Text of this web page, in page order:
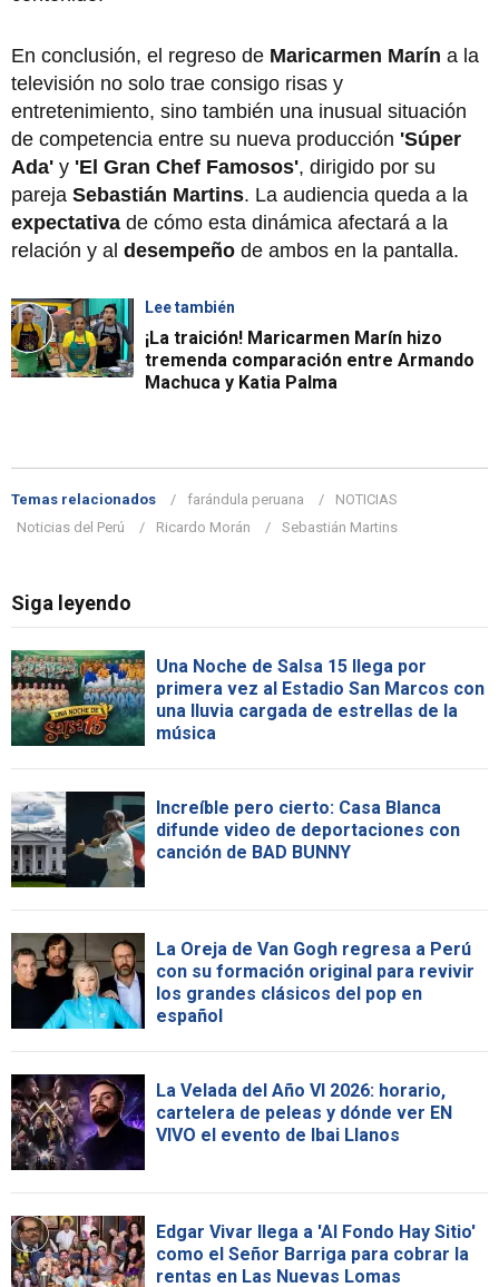
En conclusión, el regreso de Maricarmen Marín a la
televisión no solo trae consigo risas y
entretenimiento, sino también una inusual situación
de competencia entre su nueva producción 'Súper
Ada' y 'El Gran Chef Famosos', dirigido por su
pareja Sebastián Martins. La audiencia queda a la
expectativa de cómo esta dinámica afectará a la
relación y al desempeño de ambos en la pantalla.
Lee también
¡La traición! Maricarmen Marín hizo
tremenda comparación entre Armando
Machuca y Katia Palma
Temas relacionados farándula peruana
NOTICIAS
Noticias del Perú
Ricardo Morán Sebastián Martins
Siga leyendo
Una Noche de Salsa 15 llega por
primera vez al Estadio San Marcos con
una lluvia cargada de estrellas de la
música
Increíble pero cierto: Casa Blanca
difunde video de deportaciones con
canción de BAD BUNNY
La Oreja de Van Gogh regresa a Perú
con su formación original para revivir
los grandes clásicos del pop en
español
La Velada del Año VI 2026: horario,
cartelera de peleas y dónde ver EN
VIVO el evento de Ibai Llanos
Edgar Vivar llega a 'Al Fondo Hay Sitio'
como el Señor Barriga para cobrar la
rentas en Las Nuevas Lomas